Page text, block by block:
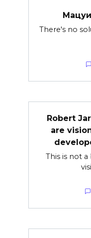
There's no
Robert
are
This is not